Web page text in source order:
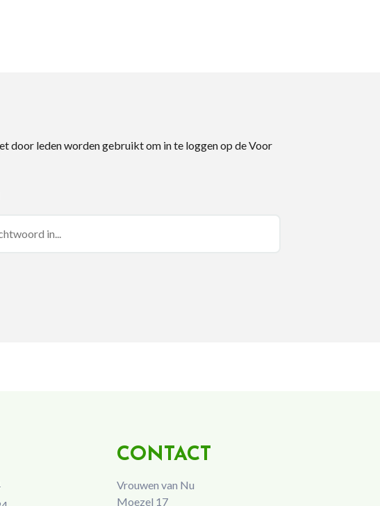
door leden worden gebruikt om in te loggen op de Voor
CONTACT
Vrouwen van Nu
Moezel 17